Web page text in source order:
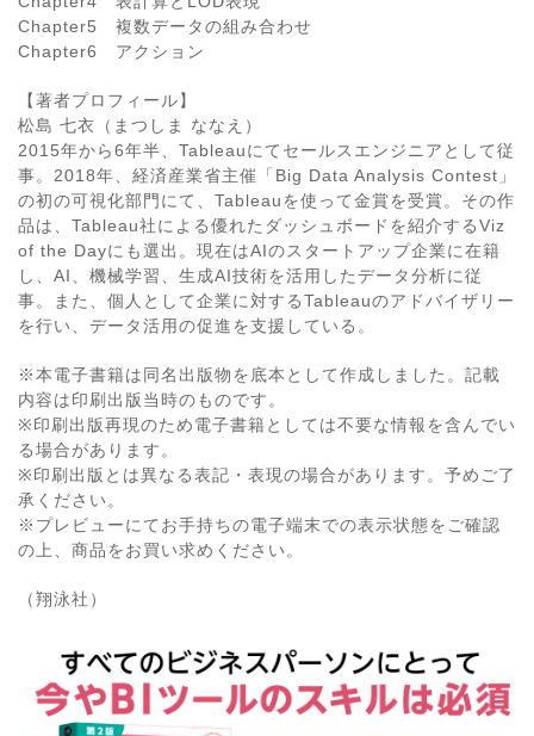
Chapter5 複数データの組み合わせ
Chapter6 アクション
【著者プロフィール】
松島 七衣（まつしま ななえ）
2015年から6年半、Tableauにてセールスエンジニアとして従
事。2018年、経済産業省主催「Big Data Analysis Contest」
の初の可視化部門にて、Tableauを使って金賞を受賞。その作
品は、Tableau社による優れたダッシュボードを紹介するViz
of the Dayにも選出。現在はAIのスタートアップ企業に在籍
し、AI、機械学習、生成AI技術を活用したデータ分析に従
事。また、個人として企業に対するTableauのアドバイザリー
を行い、データ活用の促進を支援している。
※本電子書籍は同名出版物を底本として作成しました。記載
内容は印刷出版当時のものです。
※印刷出版再現のため電子書籍としては不要な情報を含んでい
る場合があります。
※印刷出版とは異なる表記・表現の場合があります。予めご了
承ください。
※プレビューにてお手持ちの電子端末での表示状態をご確認
の上、商品をお買い求めください。
（翔泳社）